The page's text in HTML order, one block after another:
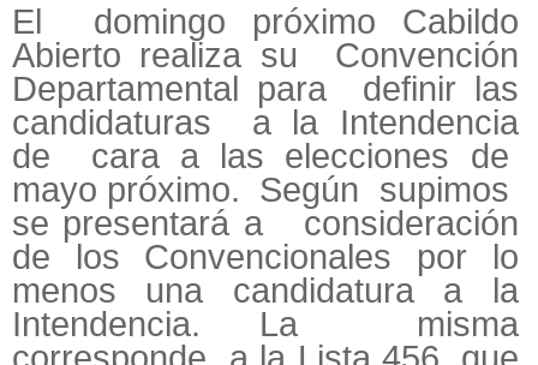
El domingo próximo Cabildo
Abierto realiza su Convención
Departamental para definir las
candidaturas a la Intendencia
de cara a las elecciones de
mayo próximo. Según supimos
se presentará a consideración
de los Convencionales por lo
menos una candidatura a la
Intendencia. La misma